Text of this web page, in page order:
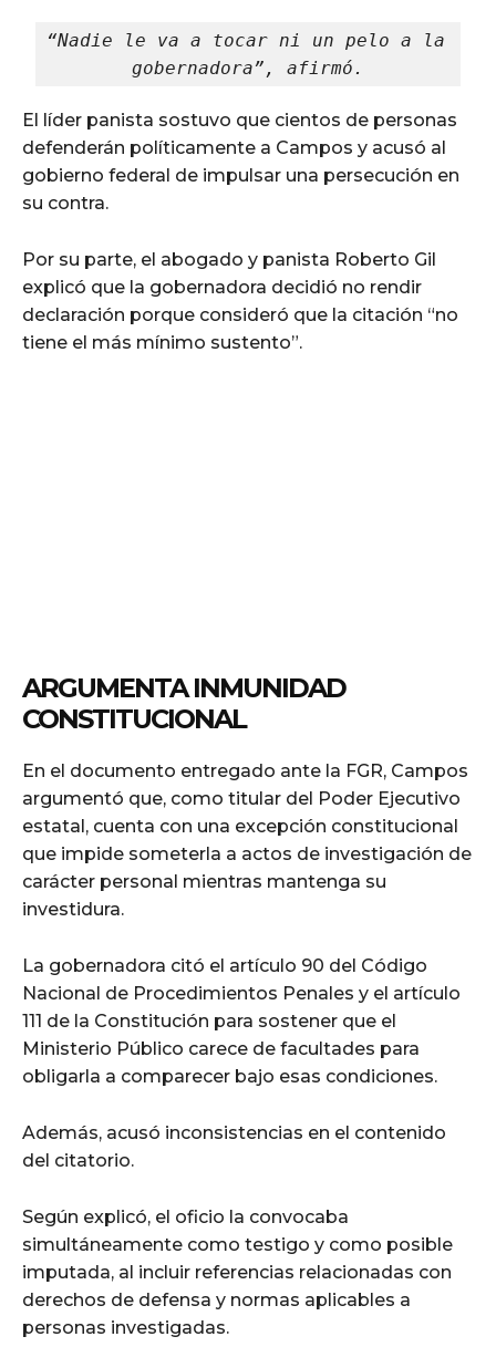
“Nadie le va a tocar ni un pelo a la
gobernadora”, afirmó.
El líder panista sostuvo que cientos de personas
defenderán políticamente a Campos y acusó al
gobierno federal de impulsar una persecución en
su contra.
Por su parte, el abogado y panista Roberto Gil
explicó que la gobernadora decidió no rendir
declaración porque consideró que la citación “no
tiene el más mínimo sustento”.
ARGUMENTA INMUNIDAD
CONSTITUCIONAL
En el documento entregado ante la FGR, Campos
argumentó que, como titular del Poder Ejecutivo
estatal, cuenta con una excepción constitucional
que impide someterla a actos de investigación de
carácter personal mientras mantenga su
investidura.
La gobernadora citó el artículo 90 del Código
Nacional de Procedimientos Penales y el artículo
111 de la Constitución para sostener que el
Ministerio Público carece de facultades para
obligarla a comparecer bajo esas condiciones.
Además, acusó inconsistencias en el contenido
del citatorio.
Según explicó, el oficio la convocaba
simultáneamente como testigo y como posible
imputada, al incluir referencias relacionadas con
derechos de defensa y normas aplicables a
personas investigadas.